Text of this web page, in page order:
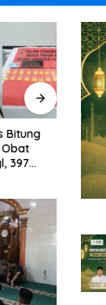
Sinergitas TNI
Jipang Bersama
Mahasiswa UIN
Bakti